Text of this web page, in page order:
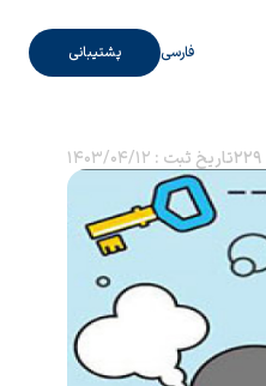
فارسی پشتیبانی
تاریخ ثبت : 1403/04/12